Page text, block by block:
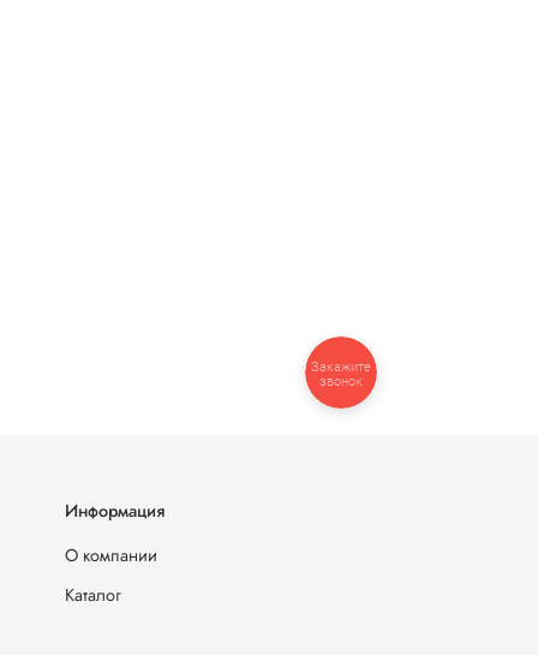
Информация
О компании
Каталог
Закажите
звонок